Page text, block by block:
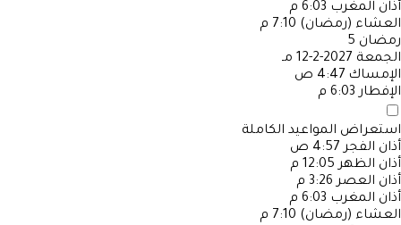
أذان المغرب 6:03 م
العشاء (رمضان) 7:10 م
رمضان 5
الجمعة 2027-2-12 مـ
الإمساك 4:47 ص
الإفطار 6:03 م
استعراض المواعيد الكاملة
أذان الفجر 4:57 ص
أذان الظهر 12:05 م
أذان العصر 3:26 م
أذان المغرب 6:03 م
العشاء (رمضان) 7:10 م